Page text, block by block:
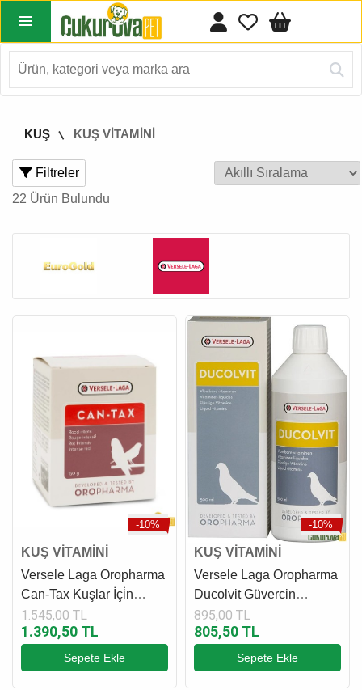
KUŞ KUŞ VİTAMİNİ
Filtreler
22 Ürün Bulundu
-10%
KUŞ VİTAMİNİ
Versele Laga Oropharma
Can-Tax Kuşlar İçi̇n
Kırmızı Renk Güçlendirici
150 Gr
1.545,00 TL
1.390,50 TL
Sepete Ekle
-10%
KUŞ VİTAMİNİ
Versele Laga Oropharma
Ducolvit Güvercin
Multivitamini 500 Ml
895,00 TL
805,50 TL
Sepete Ekle